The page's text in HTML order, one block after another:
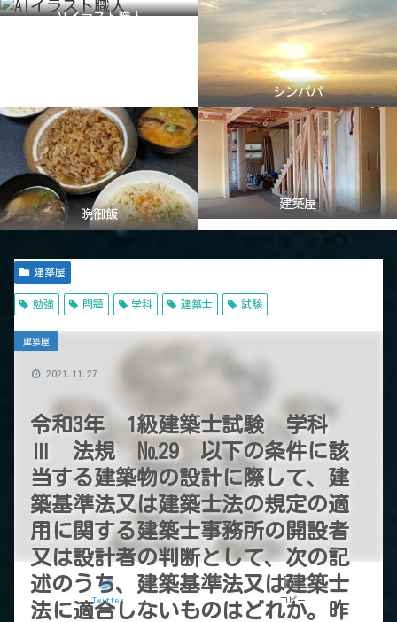
AIイラスト職人
シンパパ
晩御飯
建築屋
建築屋
勉強 問題 学科 建築士 試験
令和3年 1級建築士試験 学科
Ⅲ 法規 №29 以下の条件に該
当する建築物の設計に際して、建
築基準法又は建築士法の規定の適
用に関する建築士事務所の開設者
又は設計者の判断として、次の記
述のうち、建築基準法又は建築士
法に適合しないものはどれか。昨
建築屋
Twitter コピー
2021.11.27